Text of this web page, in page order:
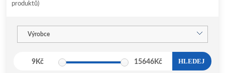
produktů)
Výrobce
9Kč 15646 Kč HLEDEJ